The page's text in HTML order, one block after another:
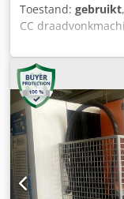
Toestand: gebruikt
CC
Deze machine is
transportklaar
Deze machine
wordt automatisch
demontage en het
voor blokkeren en